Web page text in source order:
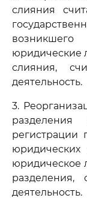
слияния
юридические
слияния,
деятельность.
3.
разделения
регистрации
юридическое
разделения,
деятельность.